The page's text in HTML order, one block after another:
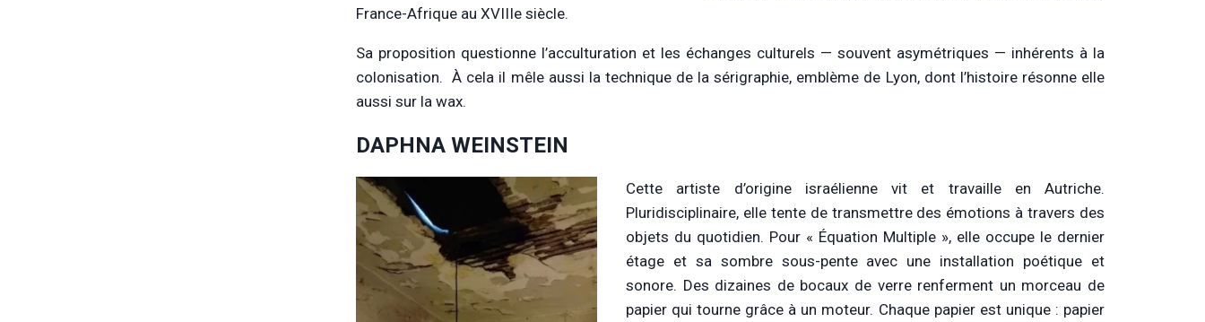
France-Afrique au XVIIIe siècle.
Sa proposition questionne l’acculturation et les échanges culturels — souvent asymétriques — inhérents à la
colonisation. À cela il mêle aussi la technique de la sérigraphie, emblème de Lyon, dont l’histoire résonne elle
aussi sur la wax.
DAPHNA WEINSTEIN
Cette artiste d’origine israélienne vit et travaille en Autriche.
Pluridisciplinaire, elle tente de transmettre des émotions à travers des
objets du quotidien. Pour « Équation Multiple », elle occupe le dernier
étage et sa sombre sous-pente avec une installation poétique et
sonore. Des dizaines de bocaux de verre renferment un morceau de
papier qui tourne grâce à un moteur. Chaque papier est unique : papier